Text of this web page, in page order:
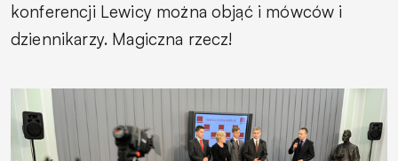
konferencji Lewicy można objąć i mówców i
dziennikarzy. Magiczna rzecz!